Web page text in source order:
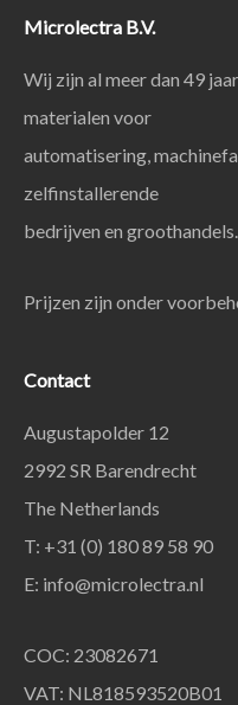
Microlectra B.V.
Wij zijn al meer dan 49
materialen voor
automatisering,
zelfinstallerende
bedrijven en groothandels.
Prijzen zijn onder
Contact
Augustapolder 12
2992 SR Barendrecht
The Netherlands
T: +31 (0) 180 89 58 90
E: info@microlectra.nl
COC: 23082671
VAT: NL818593520B01